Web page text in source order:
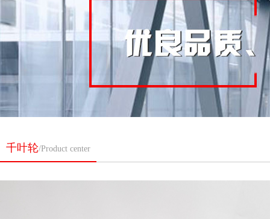
千叶轮/Product center